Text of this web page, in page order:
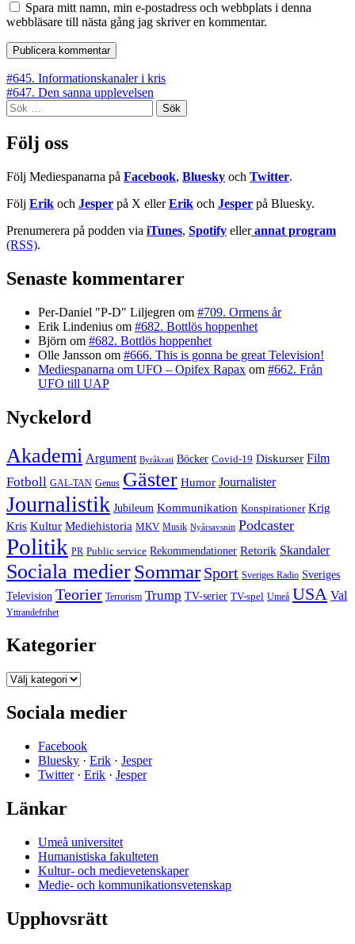
Spara mitt namn, min e-postadress och webbplats i denna
webbläsare till nästa gång jag skriver en kommentar.
Inläggsnavigering
#645. Informationskanaler i kris
#647. Den sanna upplevelsen
Sök
efter:
Följ oss
Följ Mediespanarna på Facebook, Bluesky och Twitter.
Följ Erik och Jesper på X ellerErik och Jesper på Bluesky.
Prenumerera på podden via iTunes, Spotify eller annat program
(RSS).
Senaste kommentarer
Per-Daniel "P-D" Liljegren om #709. Ormens år
Erik Lindenius om #682. Bottlös hoppenhet
Björn om #682. Bottlös hoppenhet
Olle Jansson om #666. This is gonna be great Television!
Mediespanarna om UFO – Opifex Rapax om #662. Från
UFO till UAP
Nyckelord
Akademi Argument Byråkrati Böcker Covid-19 Diskurser Film
Fotboll GAL-TAN Genus Gäster Humor Journalister
Journalistik Jubileum Kommunikation Konspirationer Krig
Kris Kultur Mediehistoria MKV Musik Nyårsavsnitt Podcaster
Politik PR Public service Rekommendationer Retorik Skandaler
Sociala medierSommar Sport Sveriges Radio Sveriges
Television Teorier Terrorism Trump TV-serier TV-spel Umeå USA Val
Yttrandefrihet
Kategorier
Kategorier
Sociala medier
Facebook
Bluesky · Erik · Jesper
Twitter· Erik · Jesper
Länkar
Umeå universitet
Humanistiska fakulteten
Kultur- och medievetenskaper
Medie- och kommunikationsvetenskap
Upphovsrätt